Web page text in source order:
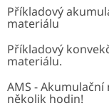
Příkladový
materiálu
Příkladový
materiálu.
AMS -
několik hodin!